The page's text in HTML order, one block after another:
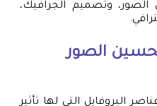
وتصميم الجرافيك،
الصور
البروفايل التي لها تأثير